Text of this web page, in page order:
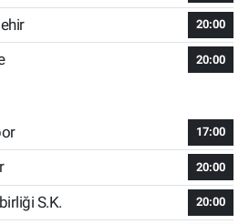
20:00
20:00
17:00
20:00
S.K. 20:00